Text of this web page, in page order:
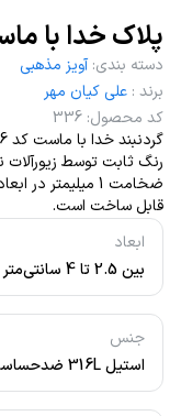
پلاک خدا با
ابعاد
بین 2.5 تا 4 سانتی‌متر
جنس
استیل 316L ضدحساسیت
دسته بندی: آویز مذهبی
برند : علی کیان مهر
کد محصول:
336
رنگ ثابت توسط زیورآلات
قابل ساخت است.